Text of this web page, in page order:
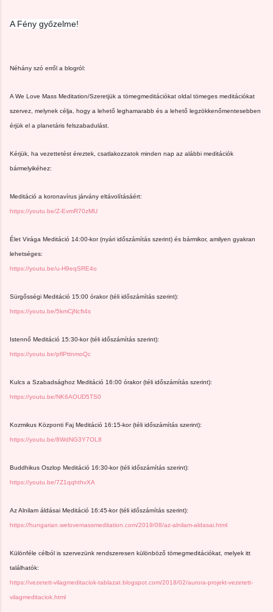
A Fény győzelme!
Néhány szó erről a blogról:
A We Love Mass Meditation/Szeretjük a tömegmeditációkat oldal tömeges meditációkat
szervez, melynek célja, hogy a lehető leghamarabb és a lehető legzökkenőmentesebben
érjük el a planetáris felszabadulást.
Kérjük, ha vezettetést éreztek, csatlakozzatok minden nap az alábbi meditációk
bármelyikéhez:
Meditáció a koronavírus járvány eltávolításáért:
https://youtu.be/Z-EvmR70zMU
Élet Virága Meditáció 14:00-kor (nyári időszámítás szerint) és bármikor, amilyen gyakran
lehetséges:
https://youtu.be/u-H9eqSRE4o
Sürgősségi Meditáció 15:00 órakor (téli időszámítás szerint):
https://youtu.be/5kmCjNcft4s
Istennő Meditáció 15:30-kor (téli időszámítás szerint):
https://youtu.be/pflPttnmoQc
Kulcs a Szabadsághoz Meditáció 16:00 órakor (téli időszámítás szerint):
https://youtu.be/NK6AOUD5TS0
Kozmikus Központi Faj Meditáció 16:15-kor (téli időszámítás szerint):
https://youtu.be/8WdNG3Y7OL8
Buddhikus Oszlop Meditáció 16:30-kor (téli időszámítás szerint):
https://youtu.be/7Z1qqhthvXA
Az Alnilam áldásai Meditáció 16:45-kor (téli időszámítás szerint):
https://hungarian.welovemassmeditation.com/2019/08/az-alnilam-aldasai.html
Különféle célból is szervezünk rendszeresen különböző tömegmeditációkat, melyek itt
találhatók:
https://vezetett-vilagmeditaciok-tablazat.blogspot.com/2018/02/aurora-projekt-vezetett-
vilagmeditaciok.html